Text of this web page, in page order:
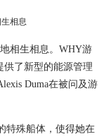
相息
相生相息。WHY游
供了新型的能源管理
Duma在被问及游
特殊船体，使得她在